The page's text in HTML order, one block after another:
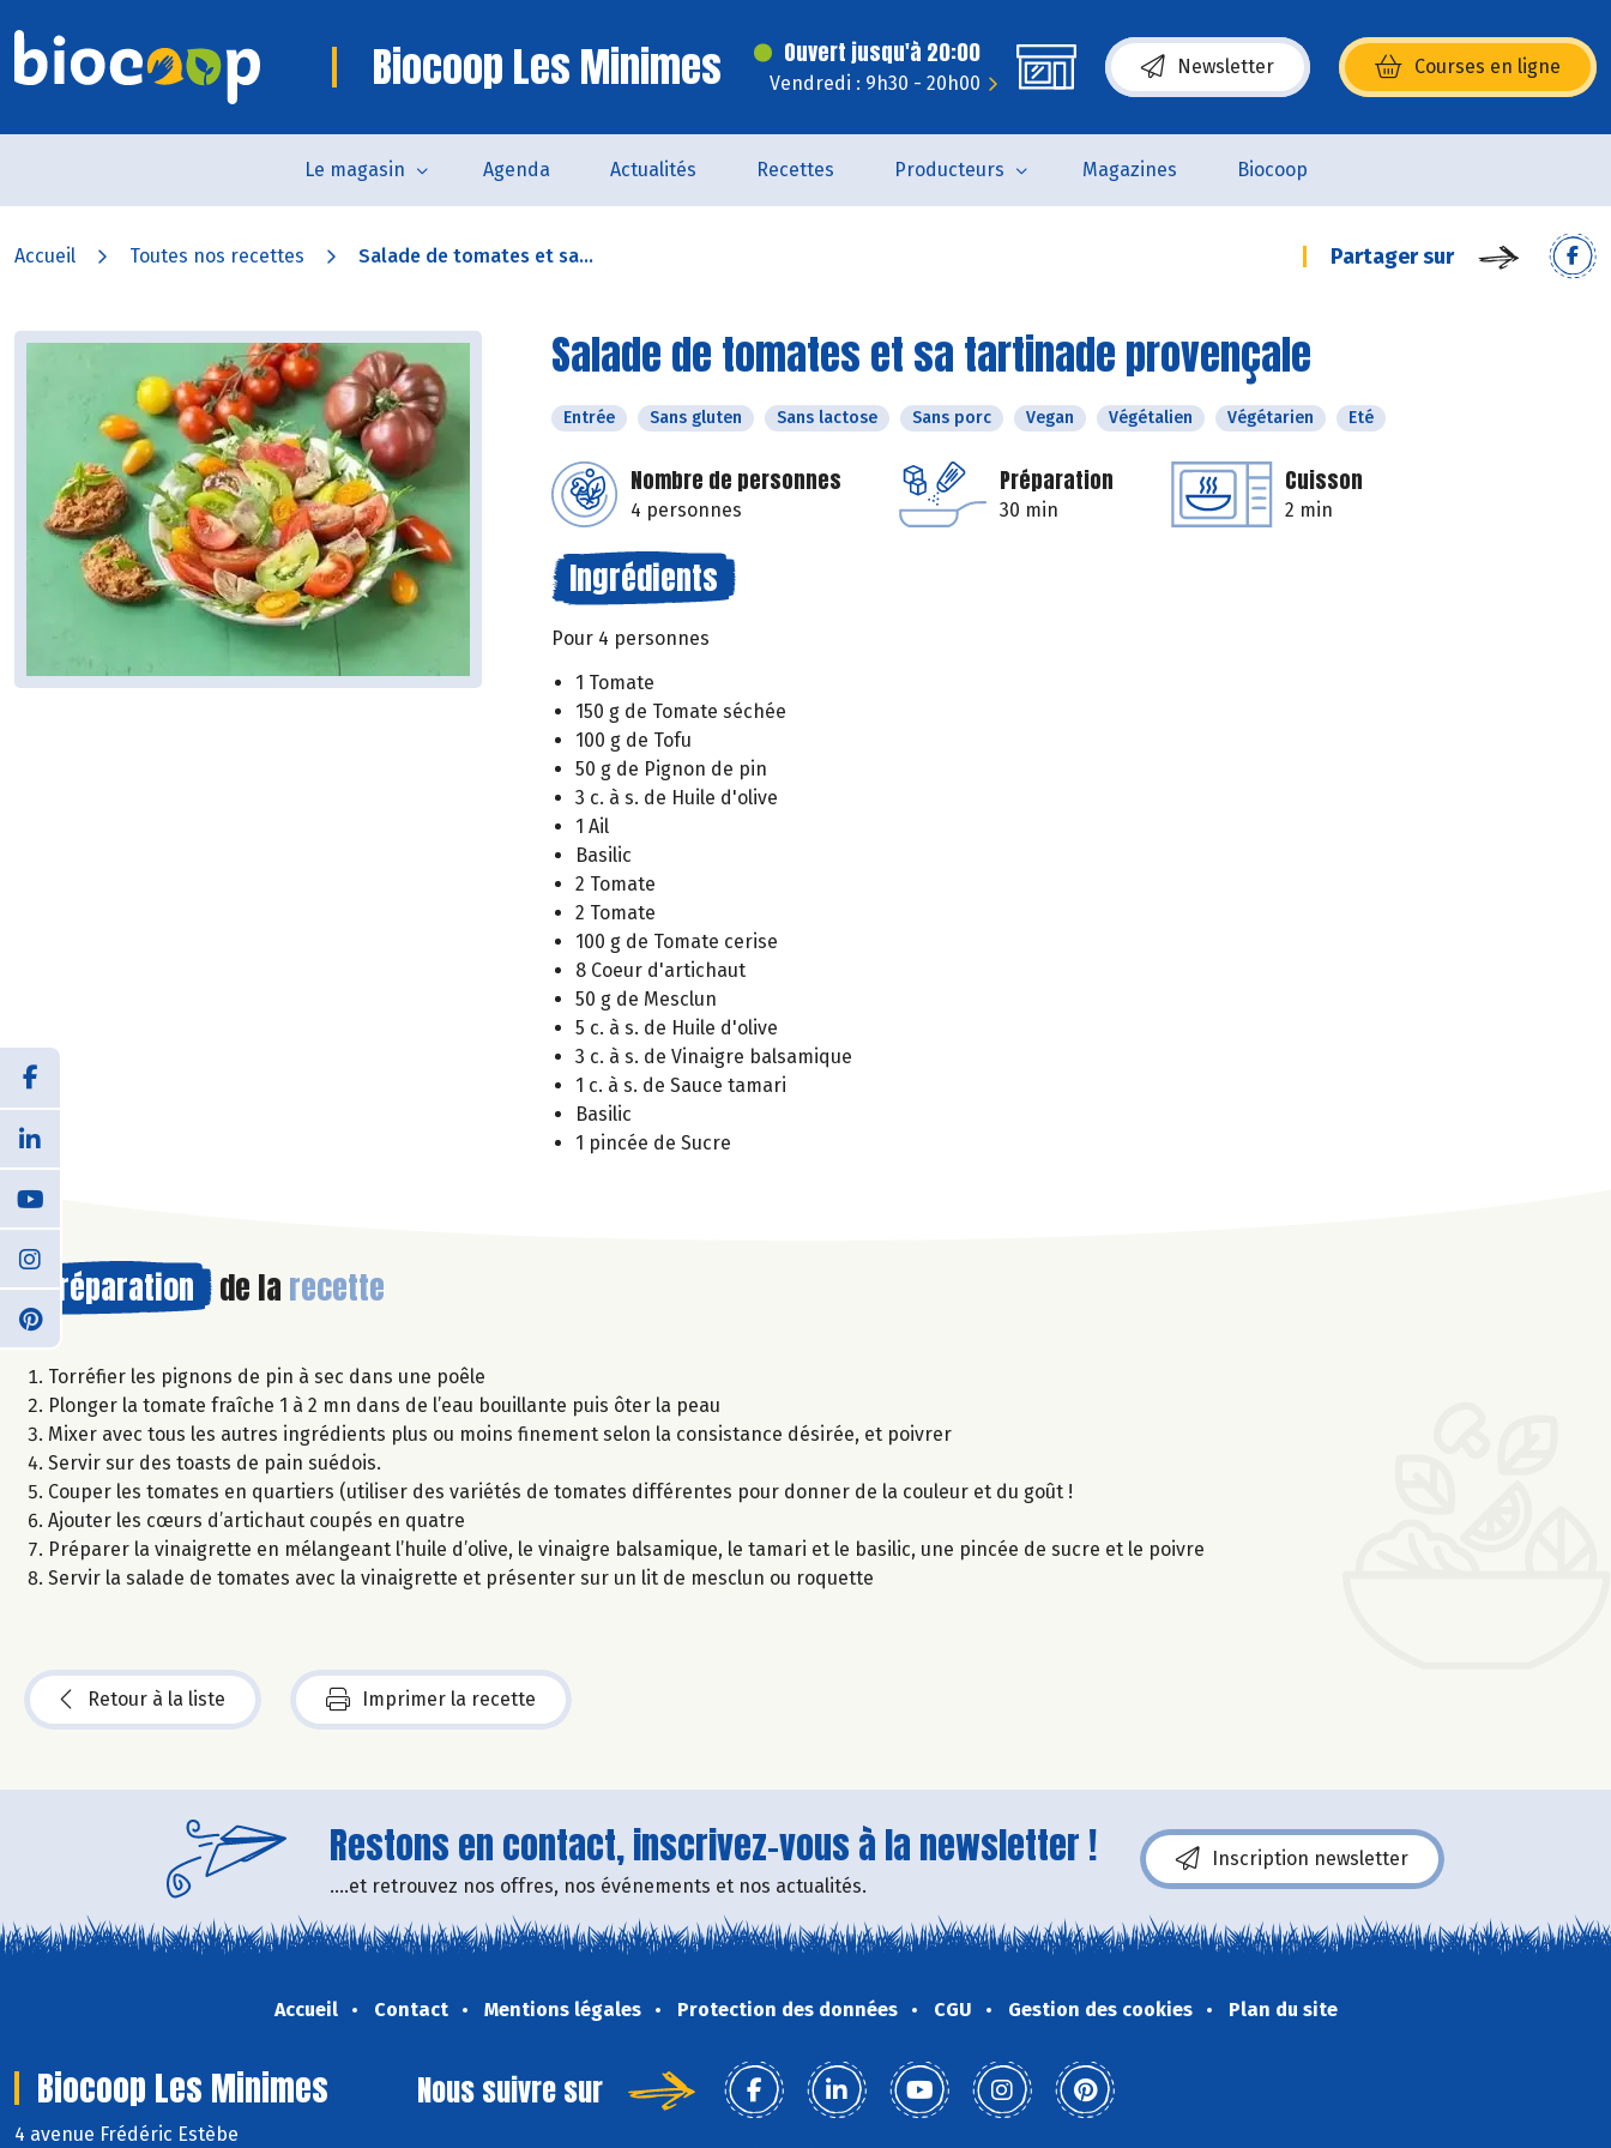
Biocoop Les Minimes Ouvert jusqu'à 20:00
Vendredi : 9h30 - 20h00
Newsletter Courses en ligne
(s’ouvre dans une nouvelle fenêtre)
Le magasin Agenda Actualités Recettes Producteurs Magazines Biocoop
Accueil Toutes nos recettes Salade de tomates et sa... Partager sur
Salade de tomates et sa tartinade provençale
Entrée Sans gluten Sans lactose Sans porc Vegan Végétalien Végétarien Eté
Nombre de personnes
4 personnes
Préparation
30 min
Cuisson
2 min
Ingrédients
Pour 4 personnes
1 Tomate
150 g de Tomate séchée
100 g de Tofu
50 g de Pignon de pin
3 c. à s. de Huile d'olive
1 Ail
Basilic
2 Tomate
2 Tomate
100 g de Tomate cerise
8 Coeur d'artichaut
50 g de Mesclun
5 c. à s. de Huile d'olive
3 c. à s. de Vinaigre balsamique
1 c. à s. de Sauce tamari
Basilic
1 pincée de Sucre
Préparation de la recette
Torréfier les pignons de pin à sec dans une poêle
Plonger la tomate fraîche 1 à 2 mn dans de l’eau bouillante puis ôter la peau
Mixer avec tous les autres ingrédients plus ou moins finement selon la consistance désirée, et poivrer
Servir sur des toasts de pain suédois.
Couper les tomates en quartiers (utiliser des variétés de tomates différentes pour donner de la couleur et du goût !
Ajouter les cœurs d’artichaut coupés en quatre
Préparer la vinaigrette en mélangeant l’huile d’olive, le vinaigre balsamique, le tamari et le basilic, une pincée de sucre et le poivre
Servir la salade de tomates avec la vinaigrette et présenter sur un lit de mesclun ou roquette
Retour à la liste Imprimer la recette
Restons en contact, inscrivez-vous à la newsletter !
....et retrouvez nos offres, nos événements et nos actualités.
Inscription newsletter
Accueil Contact Mentions légales Protection des données CGU Gestion des cookies Plan du site
Biocoop Les Minimes
4 avenue Frédéric Estèbe
Nous suivre sur